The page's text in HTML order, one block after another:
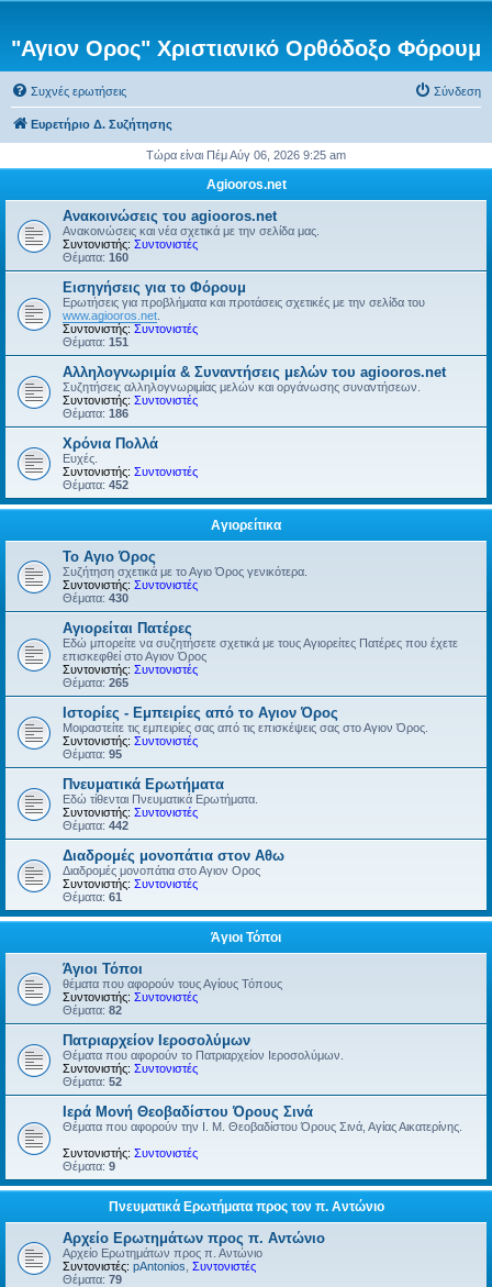
"Αγιον Ορος" Χριστιανικό Ορθόδοξο Φόρουμ
Συχνές ερωτήσεις Σύνδεση
Ευρετήριο Δ. Συζήτησης
Τώρα είναι Πέμ Αύγ 06, 2026 9:25 am
Agiooros.net
Ανακοινώσεις του agiooros.net
Ανακοινώσεις και νέα σχετικά με την σελίδα μας.
Συντονιστής: Συντονιστές
Θέματα: 160
Εισηγήσεις για το Φόρουμ
Ερωτήσεις για προβλήματα και προτάσεις σχετικές με την σελίδα του
www.agiooros.net
Συντονιστής: Συντονιστές
Θέματα: 151
Αλληλογνωριμία & Συναντήσεις μελών του agiooros.net
Συζητήσεις αλληλογνωριμίας μελών και οργάνωσης συναντήσεων.
Συντονιστής: Συντονιστές
Θέματα: 186
Χρόνια Πολλά
Ευχές.
Συντονιστής: Συντονιστές
Θέματα: 452
Αγιορείτικα
Το Αγιο Όρος
Συζήτηση σχετικά με το Αγιο Όρος γενικότερα.
Συντονιστής: Συντονιστές
Θέματα: 430
Αγιορείται Πατέρες
Εδώ μπορείτε να συζητήσετε σχετικά με τους Αγιορείτες Πατέρες που έχετε
επισκεφθεί στο Αγιον Όρος
Συντονιστής: Συντονιστές
Θέματα: 265
Ιστορίες - Εμπειρίες από το Αγιον Όρος
Μοιραστείτε τις εμπειρίες σας από τις επισκέψεις σας στο Αγιον Όρος.
Συντονιστής: Συντονιστές
Θέματα: 95
Πνευματικά Ερωτήματα
Εδώ τίθενται Πνευματικά Ερωτήματα.
Συντονιστής: Συντονιστές
Θέματα: 442
Διαδρομές μονοπάτια στον Αθω
Διαδρομές μονοπάτια στο Αγιον Ορος
Συντονιστής: Συντονιστές
Θέματα: 61
Άγιοι Τόποι
Άγιοι Τόποι
θέματα που αφορούν τους Αγίους Τόπους
Συντονιστής: Συντονιστές
Θέματα: 82
Πατριαρχείον Ιεροσολύμων
Θέματα που αφορούν το Πατριαρχείον Ιεροσολύμων.
Συντονιστής: Συντονιστές
Θέματα: 52
Ιερά Μονή Θεοβαδίστου Όρους Σινά
Θέματα που αφορούν την Ι. Μ. Θεοβαδίστου Όρους Σινά, Αγίας Αικατερίνης.
Συντονιστής: Συντονιστές
Θέματα: 9
Πνευματικά Ερωτήματα προς τον π. Αντώνιο
Αρχείο Ερωτημάτων προς π. Αντώνιο
Αρχείο Ερωτημάτων προς π. Αντώνιο
Συντονιστές: pAntonios Συντονιστές
Θέματα: 79